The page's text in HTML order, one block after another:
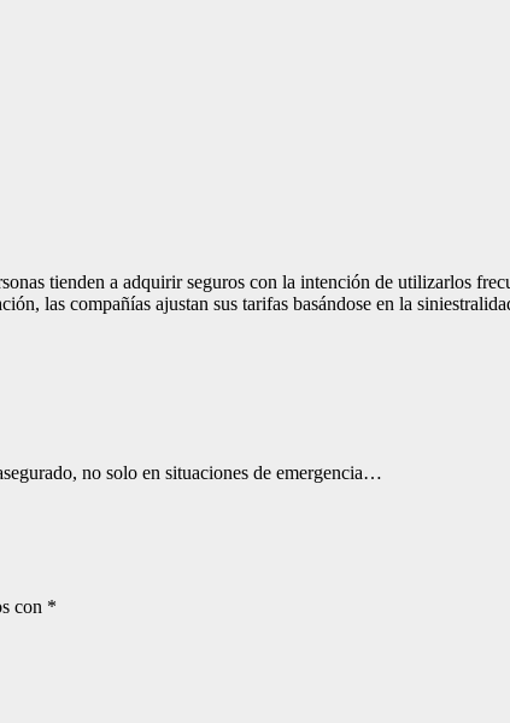
tienden a adquirir seguros con la intención de utilizarlos
las compañías ajustan sus tarifas basándose en la
no solo en situaciones de emergencia…
con *